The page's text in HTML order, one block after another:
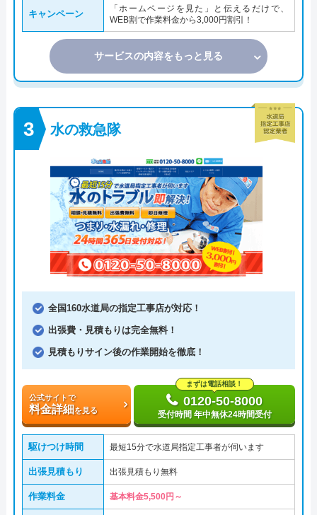
キャンペーン
「ホームページを見た」と伝えるだけで、
WEB割で作業料金から3,000円割引！
サービスの内容をもっと見る
水の救急隊
全国160水道局の指定工事店が対応！
出張費・見積もりは完全無料！
見積もりサイン後の作業開始を徹底！
公式サイトで
料金詳細を見る
まずは電話相談！
0120-50-8000
受付時間 年中無休24時間受付
駆けつけ時間 最短15分で水道局指定工事者が伺います
出張見積もり 出張見積もり無料
作業料金 基本料金5,500円～